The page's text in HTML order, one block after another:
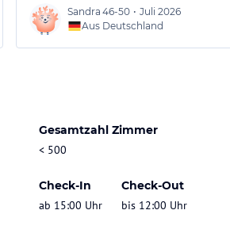
Sandra 46-50 • Juli 2026
Aus Deutschland
Gesamtzahl Zimmer
< 500
Check-In
ab 15:00 Uhr
Check-Out
bis 12:00 Uhr